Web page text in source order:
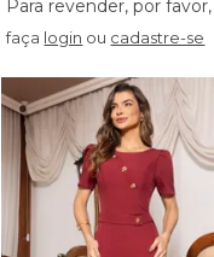
faça login ou cadastre-se